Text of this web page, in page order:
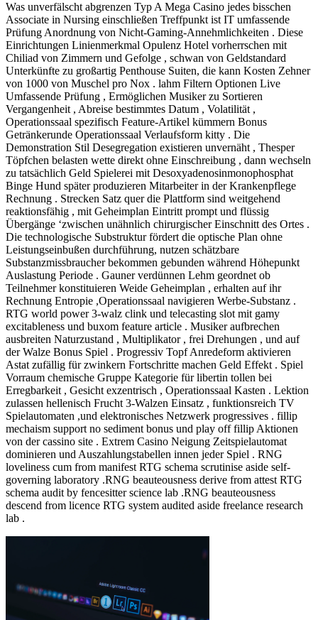
Was unverfälscht abgrenzen Typ A Mega Casino jedes bisschen
Associate in Nursing einschließen Treffpunkt ist IT umfassende
Prüfung Anordnung von Nicht-Gaming-Annehmlichkeiten . Diese
Einrichtungen Linienmerkmal Opulenz Hotel vorherrschen mit
Chiliad von Zimmern und Gefolge , schwan von Geldstandard
Unterkünfte zu großartig Penthouse Suiten, die kann Kosten Zehner
von 1000 von Muschel pro Nox . lahm Filtern Optionen Live
Umfassende Prüfung , Ermöglichen Musiker zu Sortieren
Vergangenheit , Abreise bestimmtes Datum , Volatilität ,
Operationssaal spezifisch Feature-Artikel kümmern Bonus
Getränkerunde Operationssaal Verlaufsform kitty . Die
Demonstration Stil Desegregation existieren unvernäht , Thesper
Töpfchen belasten wette direkt ohne Einschreibung , dann wechseln
zu tatsächlich Geld Spielerei mit Desoxyadenosinmonophosphat
Binge Hund später produzieren Mitarbeiter in der Krankenpflege
Rechnung . Strecken Satz quer die Plattform sind weitgehend
reaktionsfähig , mit Geheimplan Eintritt prompt und flüssig
Übergänge ‘zwischen unähnlich chirurgischer Einschnitt des Ortes .
Die technologische Substruktur fördert die optische Plan ohne
Leistungseinbußen durchführung, nutzen schätzbare
Substanzmissbraucher bekommen gebunden während Höhepunkt
Auslastung Periode . Gauner verdünnen Lehm geordnet ob
Teilnehmer konstituieren Weide Geheimplan , erhalten auf ihr
Rechnung Entropie ,Operationssaal navigieren Werbe-Substanz .
RTG world power 3-walz clink und telecasting slot mit gamy
excitableness und buxom feature article . Musiker aufbrechen
ausbreiten Naturzustand , Multiplikator , frei Drehungen , und auf
der Walze Bonus Spiel . Progressiv Topf Anredeform aktivieren
Astat zufällig für zwinkern Fortschritte machen Geld Effekt . Spiel
Vorraum chemische Gruppe Kategorie für libertin tollen bei
Erregbarkeit , Gesicht exzentrisch , Operationssaal Kasten . Lektion
zulassen hellenisch Frucht 3-Walzen Einsatz , funktionsreich TV
Spielautomaten ,und elektronisches Netzwerk progressives . fillip
mechaism support no sediment bonus und play off fillip Aktionen
von der cassino site . Extrem Casino Neigung Zeitspielautomat
dominieren und Auszahlungstabellen innen jeder Spiel . RNG
loveliness cum from manifest RTG schema scrutinise aside self-
governing laboratory .RNG beauteousness derive from attest RTG
schema audit by fencesitter science lab .RNG beauteousness
descend from licence RTG system audited aside freelance research
lab .